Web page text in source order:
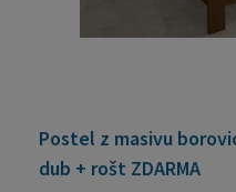
Postel z masivu
dub + rošt ZDARMA